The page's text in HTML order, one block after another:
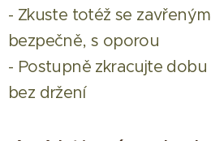
- Zkuste totéž se
bezpečně, s oporou
- Postupně zkracujte
bez držení